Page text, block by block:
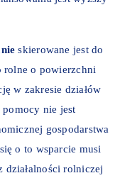
skierowane jest do
rolne o powierzchni
w zakresie działów
nie jest
gospodarstwa
o to wsparcie musi
działalności rolniczej